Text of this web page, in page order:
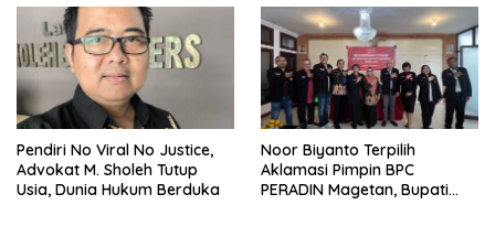
Pendiri No Viral No Justice,
Advokat M. Sholeh Tutup
Usia, Dunia Hukum Berduka
Noor Biyanto Terpilih
Aklamasi Pimpin BPC
PERADIN Magetan, Bupati